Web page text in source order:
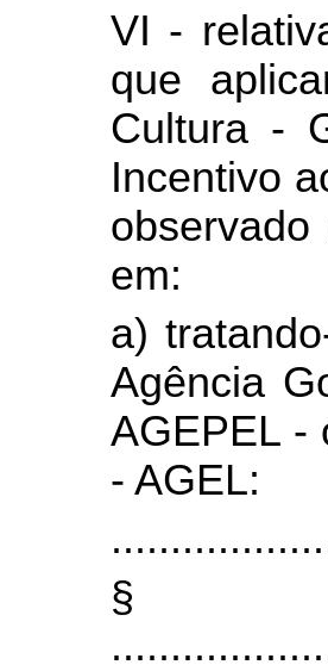
VI -
que
Cultura -
Incentivo
em:
a)
Agência
AGEPEL -
- AGEL: